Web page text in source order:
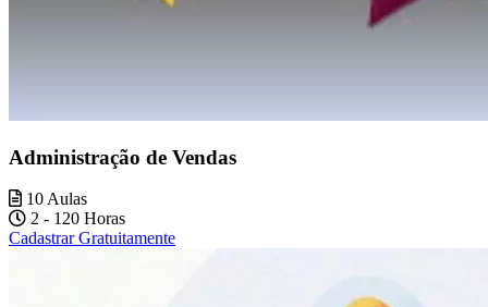
Administração de Vendas
10 Aulas
2 - 120 Horas
Cadastrar Gratuitamente